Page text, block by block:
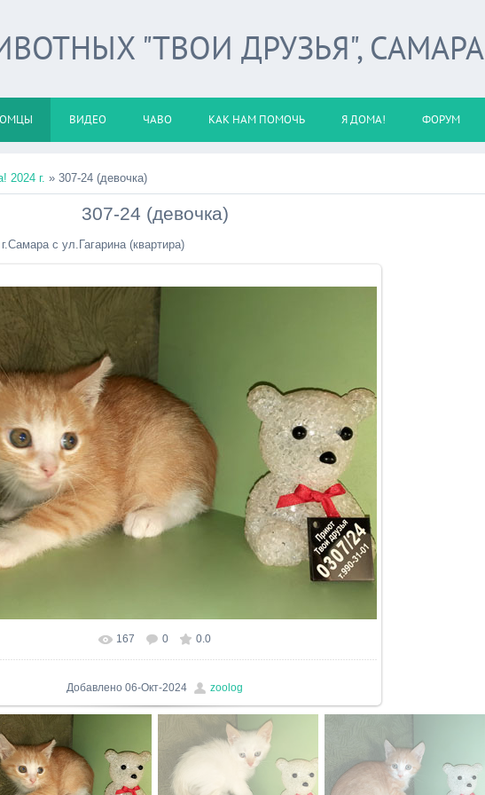
"ТВОИ ДРУЗЬЯ", САМАРА
ВИДЕО ЧАВО КАК НАМ ПОМОЧЬ Я ДОМА! ФОРУМ
2024 г. » 307-24 (девочка)
307-24 (девочка)
с ул.Гагарина (квартира)
167 0 0.0
Добавлено 06-Окт-2024 zoolog